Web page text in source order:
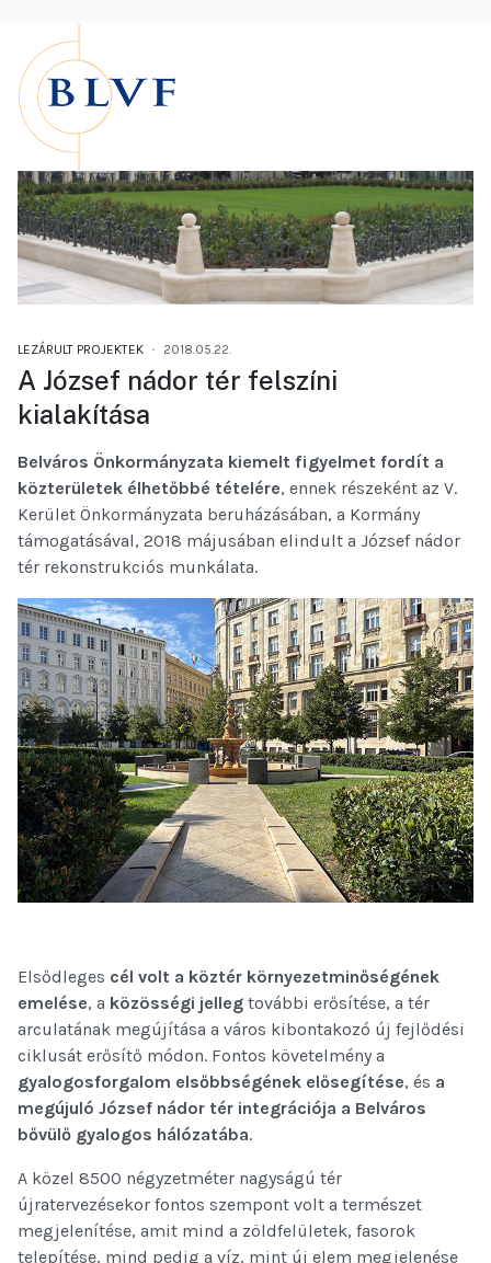
LEZÁRULT PROJEKTEK 2018.05.22.
A József nádor tér felszíni
kialakítása
Belváros Önkormányzata kiemelt figyelmet fordít a
közterületek élhetőbbé tételére, ennek részeként az V.
Kerület Önkormányzata beruházásában, a Kormány
támogatásával, 2018 májusában elindult a József nádor
tér rekonstrukciós munkálata.
Elsődleges cél volt a köztér környezetminőségének
emelése, a közösségi jelleg további erősítése, a tér
arculatának megújítása a város kibontakozó új fejlődési
ciklusát erősítő módon. Fontos követelmény a
gyalogosforgalom elsőbbségének elősegítése, és a
megújuló József nádor tér integrációja a Belváros
bővülő gyalogos hálózatába.
A közel 8500 négyzetméter nagyságú tér
újratervezésekor fontos szempont volt a természet
megjelenítése, amit mind a zöldfelületek, fasorok
telepítése, mind pedig a víz, mint új elem megjelenése